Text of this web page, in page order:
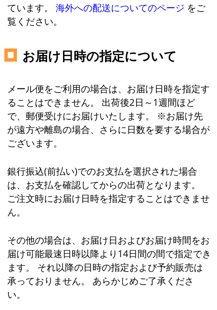
ています。 海外への配送についてのページ をご
覧ください。
お届け日時の指定について
メール便をご利用の場合は、お届け日時を指定す
ることはできません。 出荷後2日～1週間ほど
で、郵便受けにお届けいたします。 ※お届け先
が遠方や離島の場合、さらに日数を要する場合が
ございます。
銀行振込(前払い)でのお支払を選択された場合
は、お支払を確認してからの出荷となります。
ご注文時にお届け日時を指定することはできませ
ん。
その他の場合は、お届け日およびお届け時間をお
届け可能最速日時以降より14日間の間で指定でき
ます。 それ以降の日時の指定および予約販売は
承っておりません。 あらかじめご了承くださ
い。